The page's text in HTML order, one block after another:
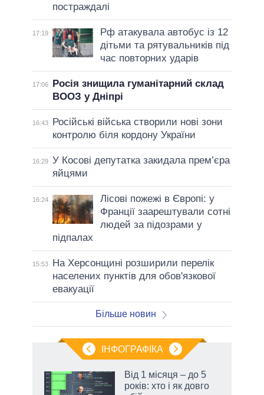
постраждалі
17:19
Рф атакувала автобус із 12
дітьми та рятувальників під
час повторних ударів
17:06
Росія знищила гуманітарний склад
ВООЗ у Дніпрі
16:43
Російські війська створили нові зони
контролю біля кордону України
16:29 У Косові депутатка закидала прем’єра
яйцями
16:24
Лісові пожежі в Європі: у
Франції заарештували сотні
людей за підозрами у
підпалах
15:53
На Херсонщині розширили перелік
населених пунктів для обов'язкової
евакуації
Більше новин
ІНФОГРАФІКА
Від 1 місяця – до 5
років: хто і як довго